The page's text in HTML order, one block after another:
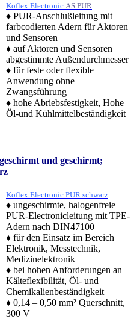
Koflex Electronic AS PUR
♦ PUR-Anschlußleitung mit
farbcodierten Adern für Aktoren
und Sensoren
♦ auf Aktoren und Sensoren
abgestimmte Außendurchmesser
♦ für feste oder flexible
Anwendung ohne
Zwangsführung
♦ hohe Abriebsfestigkeit, Hohe
Öl-und Kühlmittelbeständigkeit
und geschirmt;
Koflex Electronic PUR schwarz
♦ ungeschirmte, halogenfreie
PUR-Electronicleitung mit TPE-
Adern nach DIN47100
♦ für den Einsatz im Bereich
Elektronik, Messtechnik,
Medizinelektronik
♦ bei hohen Anforderungen an
Kälteflexibilität, Öl- und
Chemikalienbeständigkeit
♦ 0,14 – 0,50 mm² Querschnitt,
300 V